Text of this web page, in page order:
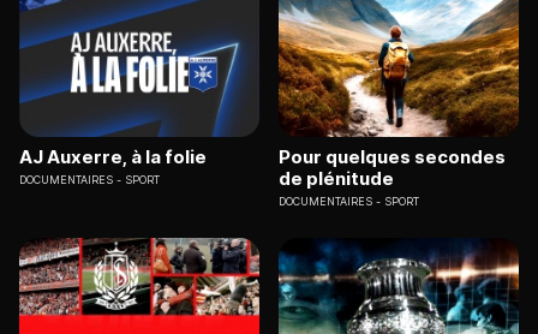
AJ Auxerre, à la folie
DOCUMENTAIRES SPORT
Pour quelques secondes
de plénitude
DOCUMENTAIRES SPORT